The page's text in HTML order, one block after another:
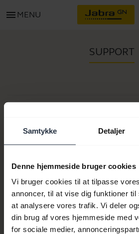
Samtykke Detaljer
Denne hjemmeside bruger cookies
Vi bruger cookies til at tilpasse
annoncer, til at vise dig funktioner
at analysere vores trafik. Vi deler
din brug af vores hjemmeside med
for sociale medier,
menu MENU
SUPPORT
Modelnum(re):
Køb nu